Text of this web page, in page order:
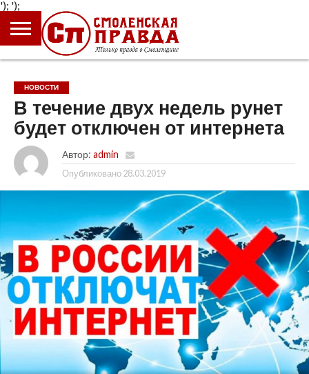
');
ГЛАВНАЯ
НОВОСТИ
ПРОИСШЕСТВИЯ
ПОЛИТИКА
КУЛЬТУРА
ЭКОНОМИКА
ОБЩЕСТВО
БЛОГИ
НОВОСТИ
В течение двух недель рунет
будет отключен от интернета
Автор: admin
Опубликовано 28.03.2019
');